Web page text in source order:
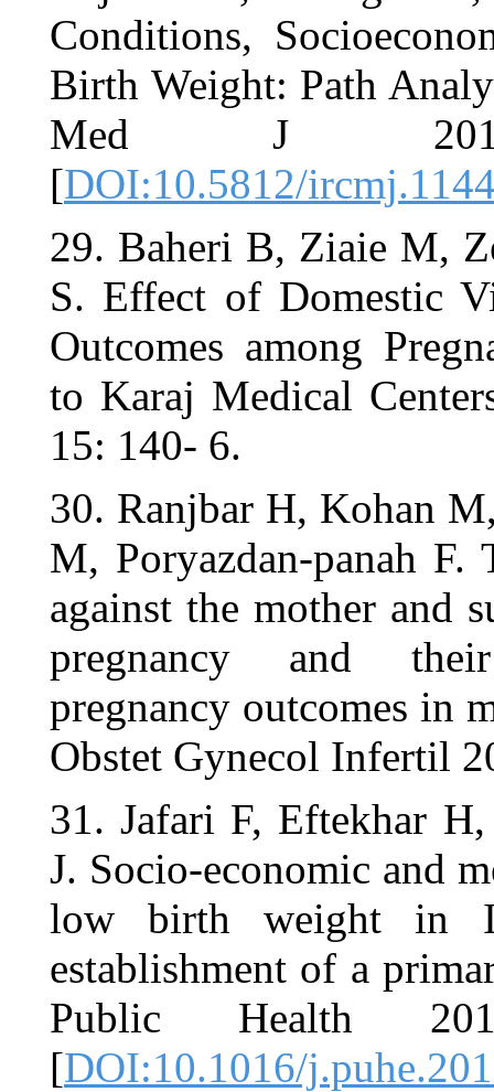
Birth
Med
[
29. Baheri
S. Effect
Outcomes
to Karaj
30.
M,
against the
pregnancy
Obstet
31. Jafari
J. Socio-
low birth
Public
[